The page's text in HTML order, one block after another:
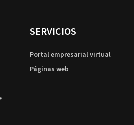
SERVICIOS
Portal empresarial virtual
Páginas web